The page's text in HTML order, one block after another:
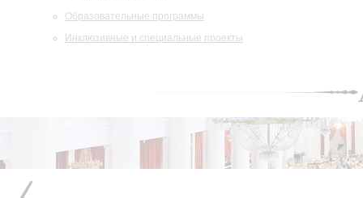
Образовательные программы
Инклюзивные и специальные проекты